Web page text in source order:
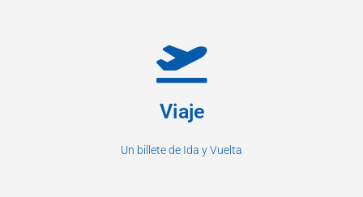
Viaje
Un billete de Ida y Vuelta